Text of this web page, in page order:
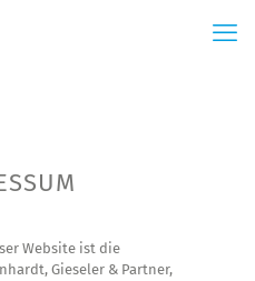
Website ist die
Gieseler & Partner,